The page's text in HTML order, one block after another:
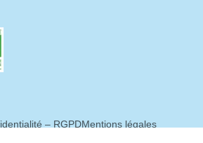
– RGPDMentions légales